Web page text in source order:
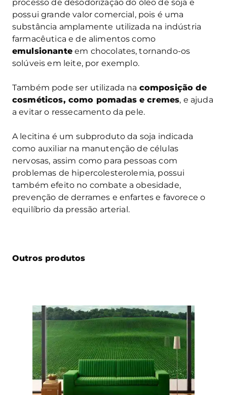
processo de desodorização do óleo de soja e
possui grande valor comercial, pois é uma
substância amplamente utilizada na indústria
farmacêutica e de alimentos como
emulsionanteem chocolates, tornando-os
solúveis em leite, por exemplo.
Também pode ser utilizada na composição de
cosméticos, como pomadas e cremes, e ajuda
a evitar o ressecamento da pele.
A lecitina é um subproduto da soja indicada
como auxiliar na manutenção de células
nervosas, assim como para pessoas com
problemas de hipercolesterolemia, possui
também efeito no combate a obesidade,
prevenção de derrames e enfartes e favorece o
equilíbrio da pressão arterial.
Outros produtos